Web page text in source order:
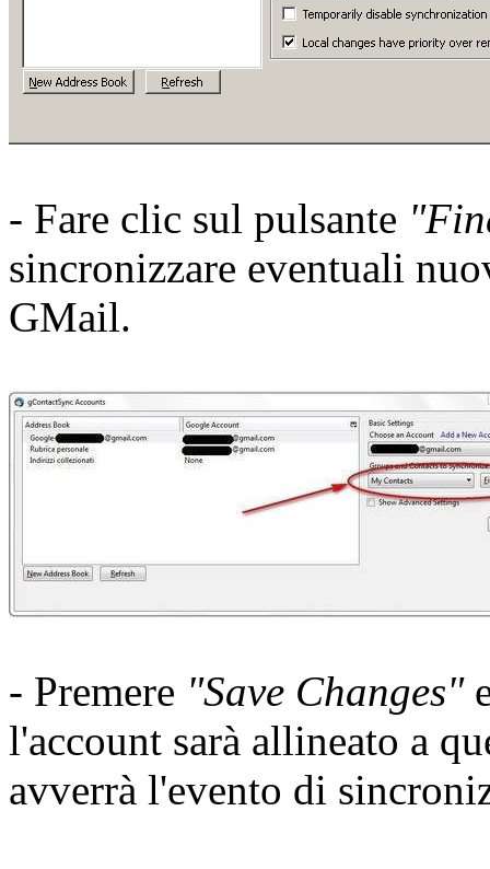
- Fare clic sul pulsante
sincronizzare eventuali
GMail.
- Premere "Save Changes"
l'account sarà allineato a
avverrà l'evento di